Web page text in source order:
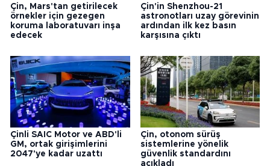
Çin, Mars'tan getirilecek
örnekler için gezegen
koruma laboratuvarı inşa
edecek
Çin'in Shenzhou-21
astronotları uzay görevinin
ardından ilk kez basın
karşısına çıktı
Çinli SAIC Motor ve ABD'li
GM, ortak girişimlerini
2047'ye kadar uzattı
Çin, otonom sürüş
sistemlerine yönelik
güvenlik standardını
açıkladı